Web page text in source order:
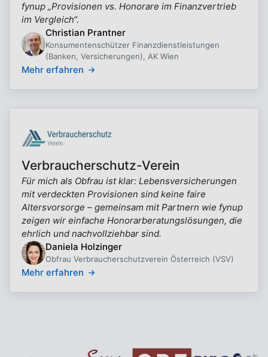
fynup „Provisionen vs. Honorare im Finanzvertrieb
im Vergleich“.
Christian Prantner
Konsumentenschützer Finanzdienstleistungen
(Banken, Versicherungen), AK Wien
Mehr erfahren
Verbraucherschutz-Verein
Für mich als Obfrau ist klar: Lebensversicherungen
mit verdeckten Provisionen sind keine faire
Altersvorsorge – gemeinsam mit Partnern wie fynup
zeigen wir einfache Honorarberatungslösungen, die
ehrlich und nachvollziehbar sind.
Daniela Holzinger
Obfrau Verbraucherschutzverein Österreich (VSV)
Mehr erfahren